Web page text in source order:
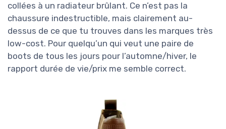
collées à un radiateur brûlant. Ce n’est pas la
chaussure indestructible, mais clairement au-
dessus de ce que tu trouves dans les marques très
low-cost. Pour quelqu’un qui veut une paire de
boots de tous les jours pour l’automne/hiver, le
rapport durée de vie/prix me semble correct.